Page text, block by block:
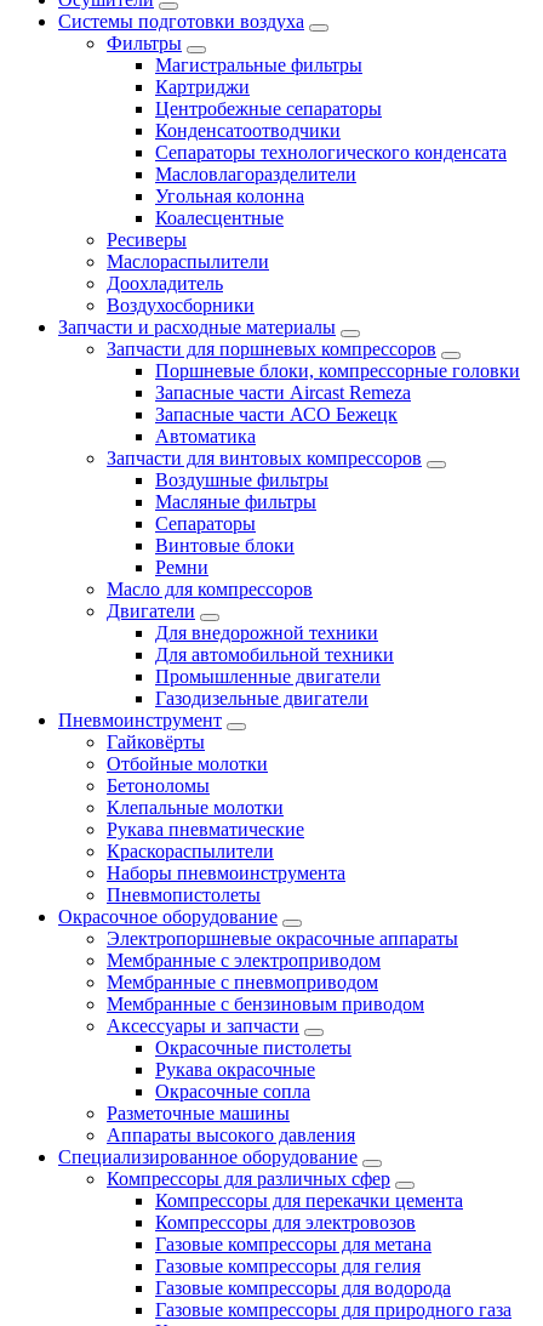
Системы подготовки воздуха
Фильтры
Магистральные фильтры
Картриджи
Центробежные сепараторы
Конденсатоотводчики
Сепараторы технологического конденсата
Масловлагоразделители
Угольная колонна
Коалесцентные
Ресиверы
Маслораспылители
Доохладитель
Воздухосборники
Запчасти и расходные материалы
Запчасти для поршневых компрессоров
Поршневые блоки, компрессорные головки
Запасные части Aircast Remeza
Запасные части АСО Бежецк
Автоматика
Запчасти для винтовых компрессоров
Воздушные фильтры
Масляные фильтры
Сепараторы
Винтовые блоки
Ремни
Масло для компрессоров
Двигатели
Для внедорожной техники
Для автомобильной техники
Промышленные двигатели
Газодизельные двигатели
Пневмоинструмент
Гайковёрты
Отбойные молотки
Бетоноломы
Клепальные молотки
Рукава пневматические
Краскораспылители
Наборы пневмоинструмента
Пневмопистолеты
Окрасочное оборудование
Электропоршневые окрасочные аппараты
Мембранные с электроприводом
Мембранные с пневмоприводом
Мембранные с бензиновым приводом
Аксессуары и запчасти
Окрасочные пистолеты
Рукава окрасочные
Окрасочные сопла
Разметочные машины
Аппараты высокого давления
Специализированное оборудование
Компрессоры для различных сфер
Компрессоры для перекачки цемента
Компрессоры для электровозов
Газовые компрессоры для метана
Газовые компрессоры для гелия
Газовые компрессоры для водорода
Газовые компрессоры для природного газа